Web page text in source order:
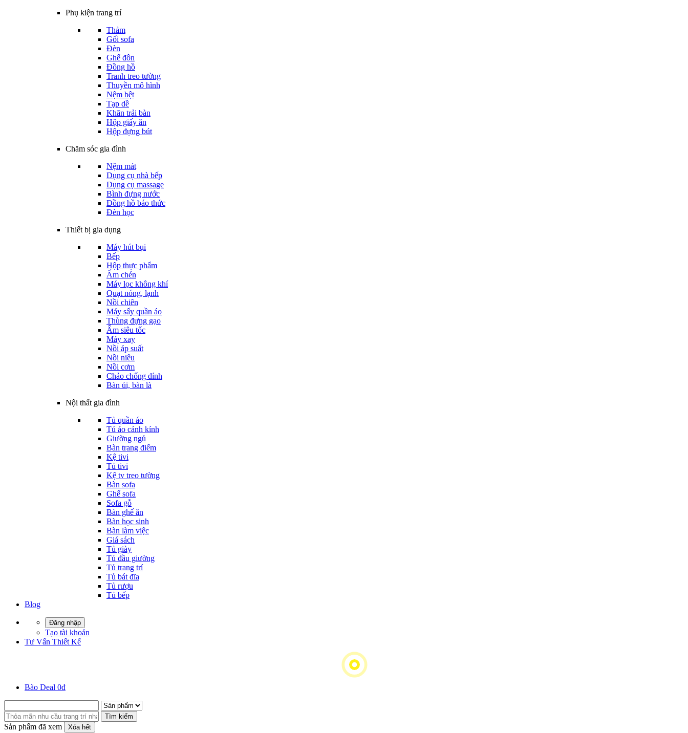
Phụ kiện trang trí
Thảm
Gối sofa
Đèn
Ghế đôn
Đồng hồ
Tranh treo tường
Thuyền mô hình
Nệm bệt
Tạp dề
Khăn trải bàn
Hộp giấy ăn
Hộp đựng bút
Chăm sóc gia đình
Nệm mát
Dụng cụ nhà bếp
Dụng cụ massage
Bình đựng nước
Đồng hồ báo thức
Đèn học
Thiết bị gia dụng
Máy hút bụi
Bếp
Hộp thực phẩm
Ấm chén
Máy lọc không khí
Quạt nóng, lạnh
Nồi chiên
Máy sấy quần áo
Thùng đựng gạo
Ấm siêu tốc
Máy xay
Nồi áp suất
Nồi niêu
Nồi cơm
Chảo chống dính
Bàn ủi, bàn là
Nội thất gia đình
Tủ quần áo
Tú áo cánh kính
Giường ngủ
Bàn trang điểm
Kệ tivi
Tủ tivi
Kệ tv treo tường
Bàn sofa
Ghế sofa
Sofa gỗ
Bàn ghế ăn
Bàn học sinh
Bàn làm việc
Giá sách
Tủ giày
Tủ đầu giường
Tủ trang trí
Tủ bát đĩa
Tủ rượu
Tủ bếp
Blog
Đăng nhập
Tạo tài khoản
Tư Vấn Thiết Kế
Bão Deal 0đ
Tìm kiếm
Sản phẩm đã xem Xóa hết